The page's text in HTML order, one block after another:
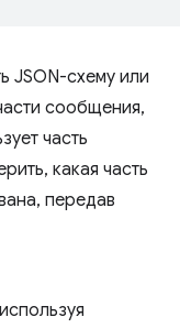
JSON-схему или
сообщения,
часть
какая часть
передав